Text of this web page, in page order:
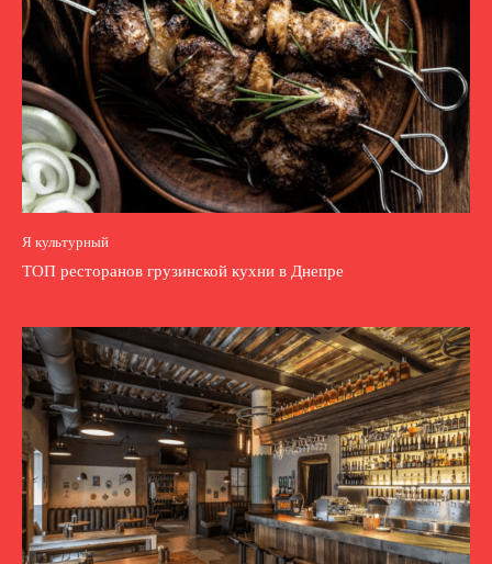
Я культурный
ТОП ресторанов грузинской кухни в Днепре